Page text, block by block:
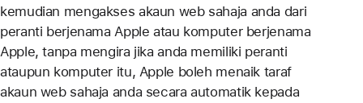
kemudian mengakses akaun web sahaja anda dari
peranti berjenama Apple atau komputer berjenama
Apple, tanpa mengira jika anda memiliki peranti
ataupun komputer itu, Apple boleh menaik taraf
akaun web sahaja anda secara automatik kepada